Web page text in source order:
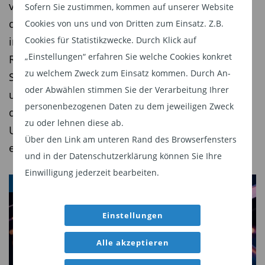
Sofern Sie zustimmen, kommen auf unserer Website
Cookies von uns und von Dritten zum Einsatz. Z.B.
Cookies für Statistikzwecke. Durch Klick auf
„Einstellungen“ erfahren Sie welche Cookies konkret
zu welchem Zweck zum Einsatz kommen. Durch An-
oder Abwählen stimmen Sie der Verarbeitung Ihrer
personenbezogenen Daten zu dem jeweiligen Zweck
zu oder lehnen diese ab.
Über den Link am unteren Rand des Browserfensters
und in der Datenschutzerklärung können Sie Ihre
Einwilligung jederzeit bearbeiten.
Einstellungen
Alle akzeptieren
Bundesbank aus dem Jahr 2021 besitzen die
reichsten 10 Prozent der deutschen Haushalte
rund 60 % des Gesamtvermögens (Bundesbank
Monatsbericht 03/2021). Bei Immobilienbesitz
ist die Ungleichverteilung besonders ausgeprägt:
In Deutschland besitzen die obersten 20 Prozent
etwa 80 Prozentdes gesamten
Immobilienvermögens (DIW Wochenbericht
2020/31). Im Aktienmarkt sieht es ähnlich aus: In
den USA kontrollieren die reichsten 1 Prozent
mehr als 50 Prozent des Aktienbesitzes (
Reserve Distributional Financial Accounts
Q4/2022
Auch bei Bitcoin ist die Lage differenzierter als oft
vergangenen Jahren Millionen Privatanleger in
den Markt gelockt. Niedrige Einstiegshürden,
intuitive Apps und die Aussicht auf hohe
Renditen prägen das Bild. Doch eine aktuelle
Studie des Frankfurt School Blockchain Center
und von intas.tech zeigt: Wer handelt, zahlt oft
deutlich mehr als gedacht – und die
Unterschiede zwischen den Anbietern sind
erheblich.